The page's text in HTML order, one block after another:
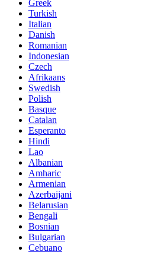
Greek
Turkish
Italian
Danish
Romanian
Indonesian
Czech
Afrikaans
Swedish
Polish
Basque
Catalan
Esperanto
Hindi
Lao
Albanian
Amharic
Armenian
Azerbaijani
Belarusian
Bengali
Bosnian
Bulgarian
Cebuano